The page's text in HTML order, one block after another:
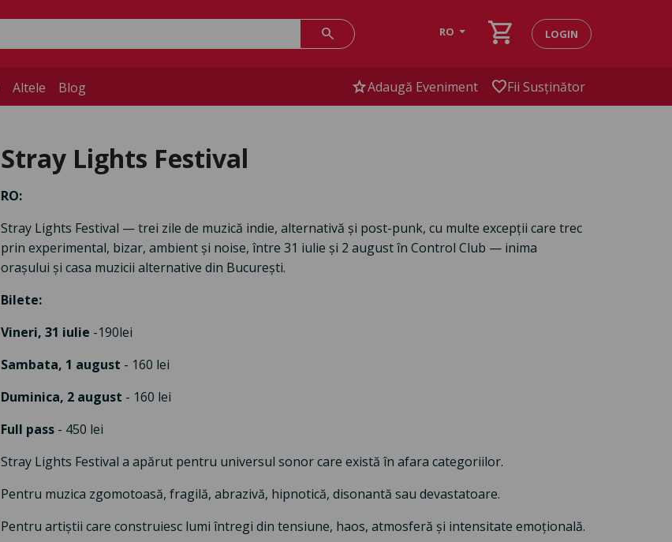
search RO shopping_cart LOGIN
Altele Blog starAdaugă Eveniment favoriteFii Susținător
Stray Lights Festival
RO:
Stray Lights Festival — trei zile de muzică indie, alternativă și post-punk, cu multe excepții care trec
prin experimental, bizar, ambient și noise, între 31 iulie și 2 august în Control Club — inima
orașului și casa muzicii alternative din București.
Bilete:
Vineri, 31 iulie -190lei
Sambata, 1 august - 160 lei
Duminica, 2 august - 160 lei
Full pass - 450 lei
Stray Lights Festival a apărut pentru universul sonor care există în afara categoriilor.
Pentru muzica zgomotoasă, fragilă, abrazivă, hipnotică, disonantă sau devastatoare.
Pentru artiștii care construiesc lumi întregi din tensiune, haos, atmosferă și intensitate emoțională.